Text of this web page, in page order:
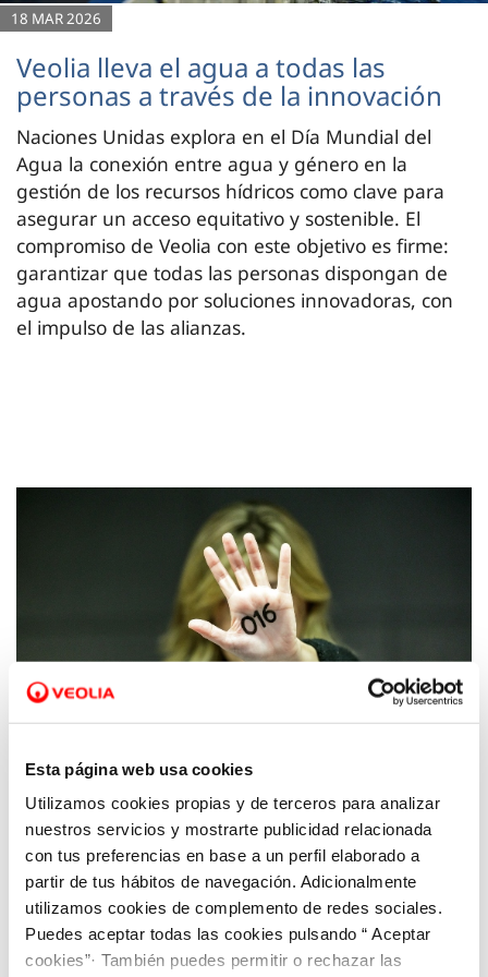
Esta página web usa cookies
Utilizamos cookies propias y de terceros para analizar
nuestros servicios y mostrarte publicidad relacionada
con tus preferencias en base a un perfil elaborado a
partir de tus hábitos de navegación. Adicionalmente
utilizamos cookies de complemento de redes sociales.
Puedes aceptar todas las cookies pulsando “ Aceptar
cookies”· También puedes permitir o rechazar las
18 MAR 2026
Veolia lleva el agua a todas las
personas a través de la innovación
Naciones Unidas explora en el Día Mundial del
Agua la conexión entre agua y género en la
gestión de los recursos hídricos como clave para
asegurar un acceso equitativo y sostenible. El
compromiso de Veolia con este objetivo es firme:
garantizar que todas las personas dispongan de
agua apostando por soluciones innovadoras, con
el impulso de las alianzas.
29 JUN 2023
Hidrogea se adhiere a la iniciativa
‘Empresas por una sociedad libre de
violencia de género’